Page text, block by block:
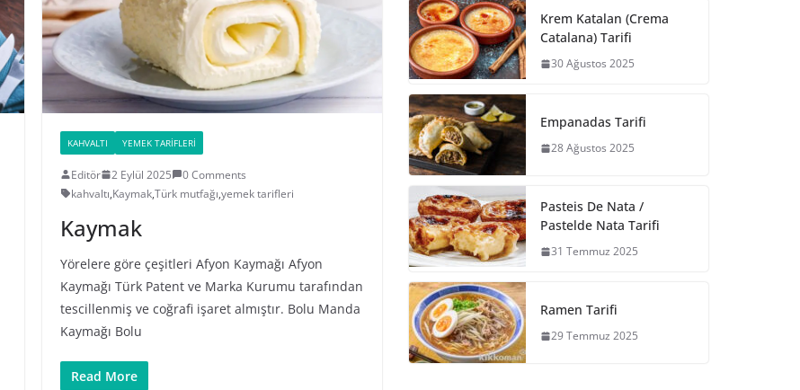
KAHVALTI YEMEK TARIFLERI
Editör 2 Eylül 2025
0 Comments
kahvaltı,Kaymak,Türk mutfağı,yemek tarifleri
Kaymak
Yörelere göre çeşitleri Afyon Kaymağı Afyon
Kaymağı Türk Patent ve Marka Kurumu tarafından
tescillenmiş ve coğrafi işaret almıştır. Bolu Manda
Kaymağı Bolu
Read More
Krem Katalan (Crema
Catalana) Tarifi
30 Ağustos 2025
Empanadas Tarifi
28 Ağustos 2025
Pasteis De Nata /
Pastelde Nata Tarifi
31 Temmuz 2025
Ramen Tarifi
29 Temmuz 2025